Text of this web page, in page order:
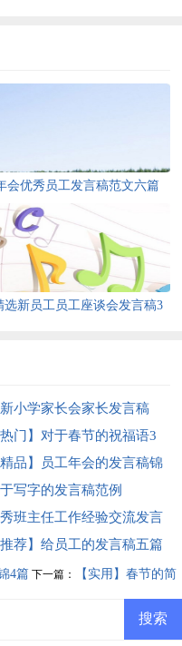
会优秀员工发言稿范文六篇
选新员工员工座谈会发言稿3
小学家长会家长发言稿
热门】对于春节的祝福语3
精品】员工年会的发言稿锦
篇写字的发言稿范例
班主任工作经验交流发言
推荐】给员工的发言稿五篇
4篇 下一篇：
【实用】春节的简